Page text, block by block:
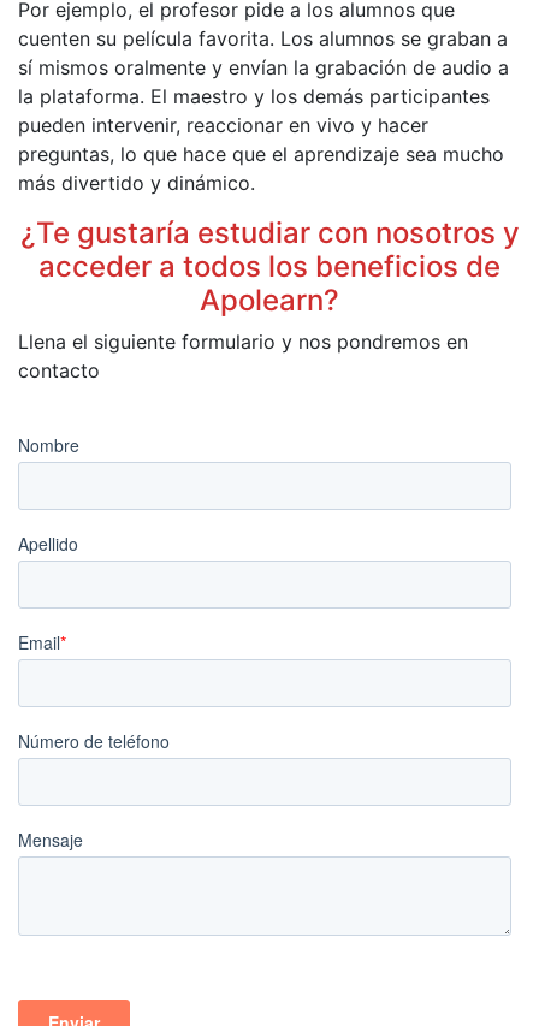
Por ejemplo, el profesor pide a los alumnos que
cuenten su película favorita. Los alumnos se graban a
sí mismos oralmente y envían la grabación de audio a
la plataforma. El maestro y los demás participantes
pueden intervenir, reaccionar en vivo y hacer
preguntas, lo que hace que el aprendizaje sea mucho
más divertido y dinámico.
¿Te gustaría estudiar con nosotros y
acceder a todos los beneficios de
Apolearn?
Llena el siguiente formulario y nos pondremos en
contacto